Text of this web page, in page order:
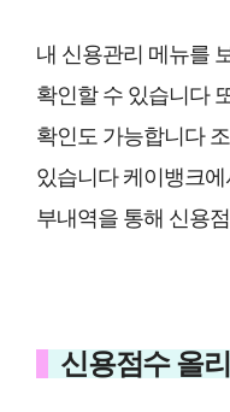
내 신용관리 메뉴를
확인할 수 있습니다
확인도 가능합니다
있습니다 케이뱅크
부내역을 통해 신용
신용점수 올